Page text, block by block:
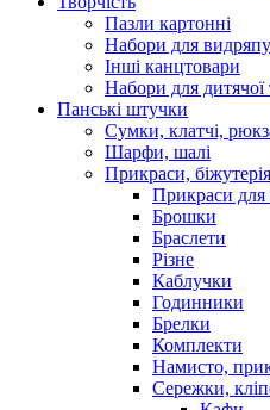
Пазли картонні
Набори для
Інші канцтовари
Набори для дитячої
Панські штучки
Сумки, клатчі,
Шарфи, шалі
Прикраси, біжутерія
Прикраси для
Брошки
Браслети
Різне
Каблучки
Годинники
Брелки
Комплекти
Намисто,
Сережки,